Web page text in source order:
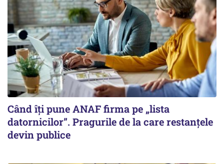
Când îți pune ANAF firma pe „lista
datornicilor”. Pragurile de la care restanțele
devin publice